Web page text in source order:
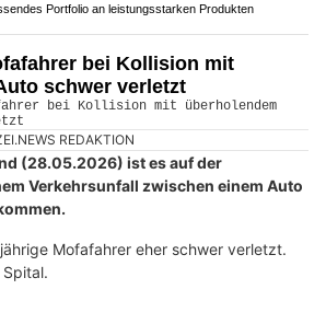
Portfolio an leistungsstarken Produkten
bei Kollision mit
schwer verletzt
REDAKTION
(28.05.2026) ist es auf der
Verkehrsunfall zwischen einem Auto
Mofafahrer eher schwer verletzt.